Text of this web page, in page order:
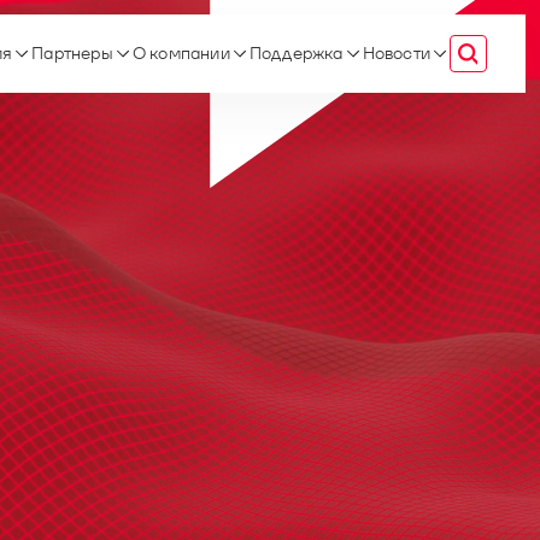
Партнеры О компании Поддержка Новости